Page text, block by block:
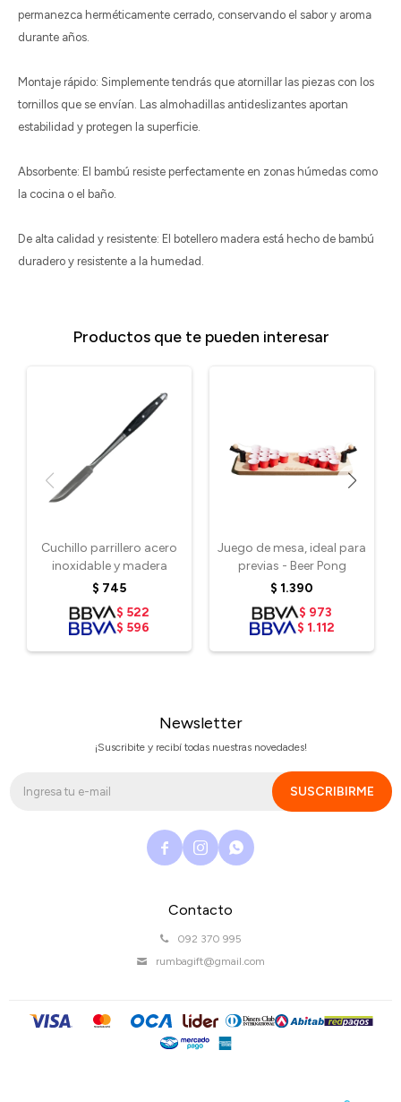
permanezca herméticamente cerrado, conservando el sabor y aroma
durante años.
Montaje rápido: Simplemente tendrás que atornillar las piezas con los
tornillos que se envían. Las almohadillas antideslizantes aportan
estabilidad y protegen la superficie.
Absorbente: El bambú resiste perfectamente en zonas húmedas como
la cocina o el baño.
De alta calidad y resistente: El botellero madera está hecho de bambú
duradero y resistente a la humedad.
Productos que te pueden interesar
Cuchillo parrillero acero
inoxidable y madera
$ 745
$ 522
$ 596
Juego de mesa, ideal para
previas - Beer Pong
$ 1.390
$ 973
$ 1.112
Contacto
092 370 995
rumbagift@gmail.com
Newsletter
¡Suscribite y recibí todas nuestras novedades!
SUSCRIBIRME
  